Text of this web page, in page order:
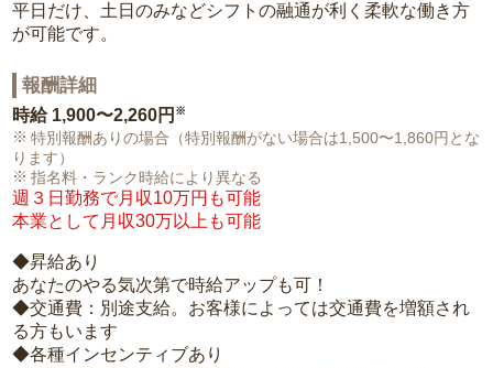
平日だけ、土日のみなどシフトの融通が利く柔軟な働き方
が可能です。
報酬詳細
時給 1,900〜2,260円 ※
特別報酬ありの場合（特別報酬がない場合は1,500〜1,860円とな
ります）
指名料・ランク時給により異なる
週３日勤務で月収10万円も可能
本業として月収30万以上も可能
◆昇給あり
あなたのやる気次第で時給アップも可！
◆交通費：別途支給。お客様によっては交通費を増額され
る方もいます
◆各種インセンティブあり